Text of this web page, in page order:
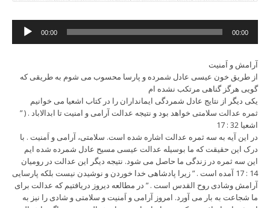
Audio
Player
00:00 00:00
آرامش و اَمنیت
از طریق خون عیسی عادل شمرده و پارسا محسوب می شوم به طریقی که
گویی هرگز گناهی مرتکب نشده ام
یکی دیگر از نتایج عادل شمردگی ایمانداران را در کتاب اشعیا می خوانیم
” ثمره عدالت سلامتی خواهد بود و نتیجه عدالت آرامی و امنیت تا ابدالاباد . (
اشعیا 32 : 17
در این آیه به سه ثمره عدالت اشاره شده است. سلامتی، آرامی و اَمنیت . با
درک این حقیقت که ما بوسیله عدالت عیسی مسیح عادل شمرده شده ایم
این سه ثمره در زندگی ما حاصل می شود. نتیجه دیگر این عدالت در رومیان
14 : 17 آمده است . ” زیرا پادشاهی خدا خوردن و نوشیدن نیست بلکه پارسایی
آرامش وشادی روح القدس است . ” در مطالعه دیروز دریافتیم که عدالت برای
ما شجاعت به بار می آورد. امروز آرامی و اَمنیت و سلامتی و شادی را نیز به